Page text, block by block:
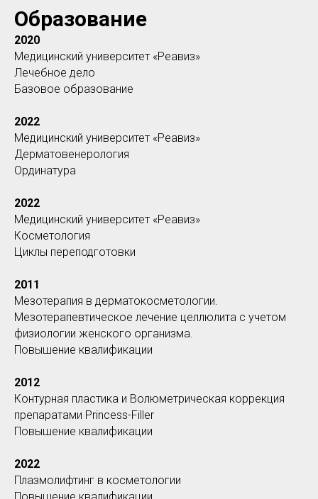
Образование
2020
Медицинский университет «Реавиз»
Лечебное дело
Базовое образование
2022
Медицинский университет «Реавиз»
Дерматовенерология
Ординатура
2022
Медицинский университет «Реавиз»
Косметология
Циклы переподготовки
2011
Мезотерапия в дерматокосметологии.
Мезотерапевтическое лечение целлюлита с учетом
физиологии женского организма.
Повышение квалификации
2012
Контурная пластика и Волюметрическая коррекция
препаратами Princess-Filler
Повышение квалификации
2022
Плазмолифтинг в косметологии